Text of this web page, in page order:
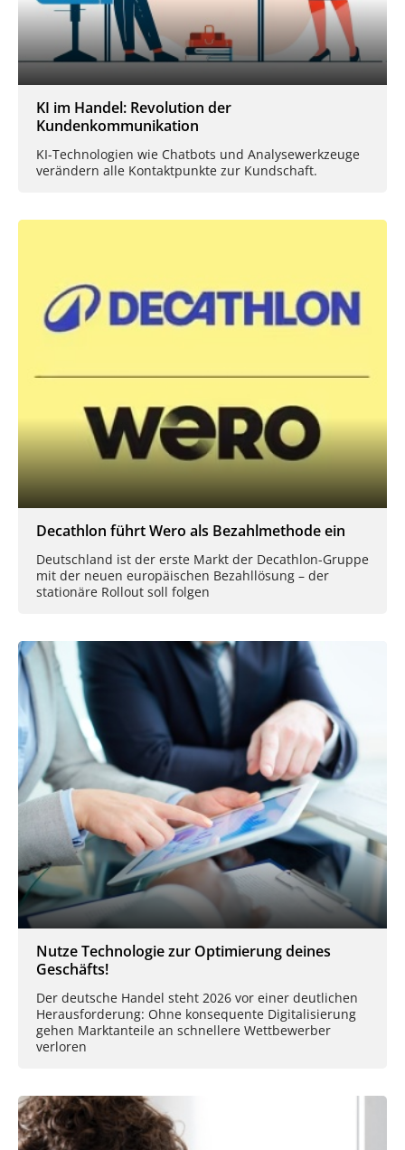
KI im Handel: Revolution der
Kundenkommunikation
KI-Technologien wie Chatbots und Analysewerkzeuge
verändern alle Kontaktpunkte zur Kundschaft.
Decathlon führt Wero als Bezahlmethode ein
Deutschland ist der erste Markt der Decathlon-Gruppe
mit der neuen europäischen Bezahllösung – der
stationäre Rollout soll folgen
Nutze Technologie zur Optimierung deines
Geschäfts!
Der deutsche Handel steht 2026 vor einer deutlichen
Herausforderung: Ohne konsequente Digitalisierung
gehen Marktanteile an schnellere Wettbewerber
verloren